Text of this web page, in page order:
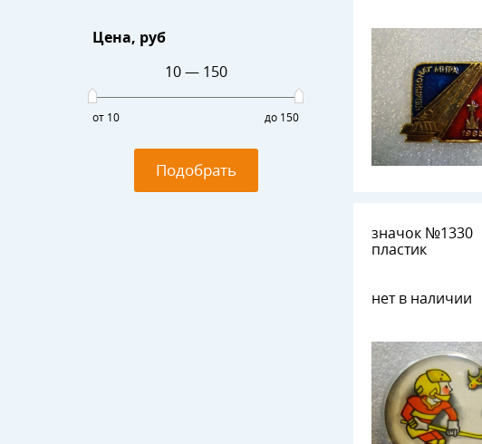
Цена, руб
10 — 150
от 10 до 150
Подобрать
значок №1330
пластик
нет в наличии